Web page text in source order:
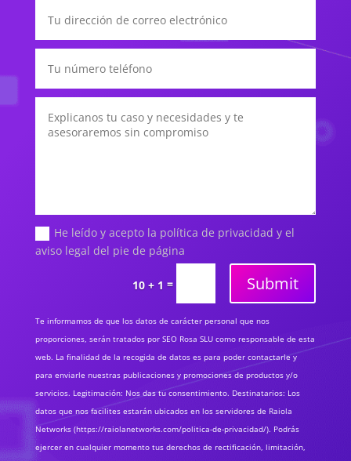
He leído y acepto la política de privacidad y el
aviso legal del pie de página
10 + 1 = Submit
Te informamos de que los datos de carácter personal que nos
proporciones, serán tratados por SEO Rosa SLU como responsable de esta
web. La finalidad de la recogida de datos es para poder contactarle y
para enviarle nuestras publicaciones y promociones de productos y/o
servicios. Legitimación: Nos das tu consentimiento. Destinatarios: Los
datos que nos facilites estarán ubicados en los servidores de Raiola
Networks (https://raiolanetworks.com/politica-de-privacidad/). Podrás
ejercer en cualquier momento tus derechos de rectificación, limitación,